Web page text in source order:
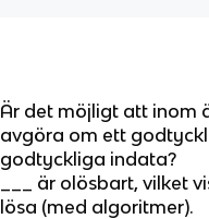
Är det möjligt att inom
avgöra om ett
godtyckliga indata?
___ är olösbart, vilket
lösa (med algoritmer).